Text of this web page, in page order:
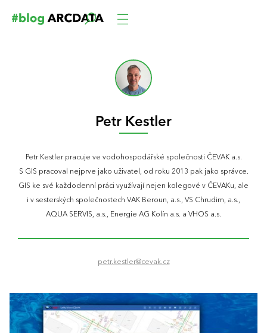
Petr Kestler
Petr Kestler pracuje ve vodohospodářské společnosti ČEVAK a.s.
S GIS pracoval nejprve jako uživatel, od roku 2013 pak jako správce.
GIS ke své každodenní práci využívají nejen kolegové v ČEVAKu, ale
i v sesterských společnostech VAK Beroun, a.s., VS Chrudim, a.s.,
AQUA SERVIS, a.s., Energie AG Kolín a.s. a VHOS a.s.
petr.kestler@cevak.cz